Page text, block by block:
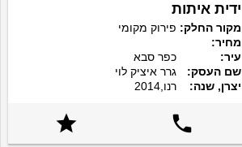
ידית איתות
מקור החלק: פירוק מקומי
מחיר:
עיר:
כפר סבא
שם העסק:
גרר איציק לוי
יצרן, שנה:
רנו,2014

